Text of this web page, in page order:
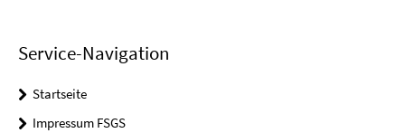
Service-Navigation
Startseite
Impressum FSGS